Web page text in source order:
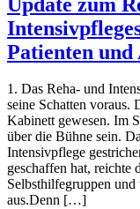
Patienten und
1. Das Reha- und
seine Schatten voraus.
Kabinett gewesen. Im
über die Bühne sein.
Intensivpflege
geschaffen hat, reichte
Selbsthilfegruppen
aus.Denn […]